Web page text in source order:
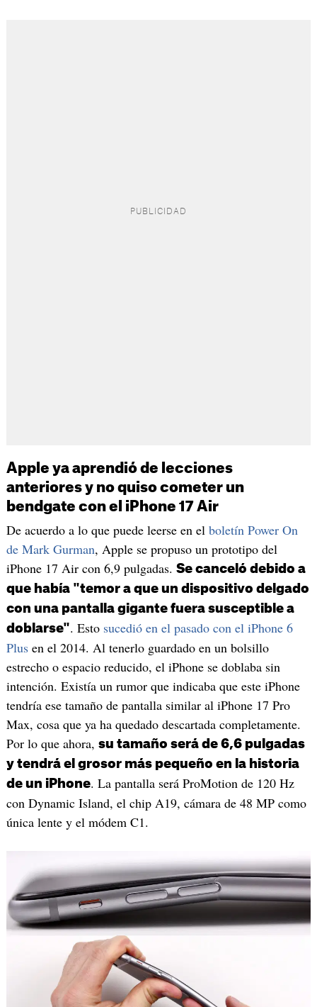
Apple ya aprendió de lecciones
anteriores y no quiso cometer un
bendgate con el iPhone 17 Air
De acuerdo a lo que puede leerse en el boletín Power On
de Mark Gurman, Apple se propuso un prototipo del
iPhone 17 Air con 6,9 pulgadas. Se canceló debido a
que había "temor a que un dispositivo delgado
con una pantalla gigante fuera susceptible a
doblarse". Esto sucedió en el pasado con el iPhone 6
Plusen el 2014. Al tenerlo guardado en un bolsillo
estrecho o espacio reducido, el iPhone se doblaba sin
intención. Existía un rumor que indicaba que este iPhone
tendría ese tamaño de pantalla similar al iPhone 17 Pro
Max, cosa que ya ha quedado descartada completamente.
Por lo que ahora, su tamaño será de 6,6 pulgadas
y tendrá el grosor más pequeño en la historia
de un iPhone. La pantalla será ProMotion de 120 Hz
con Dynamic Island, el chip A19, cámara de 48 MP como
única lente y el módem C1.